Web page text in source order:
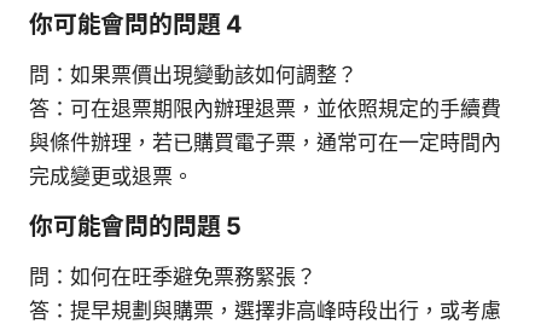
你可能會問的問題 4
問：如果票價出現變動該如何調整？
答：可在退票期限內辦理退票，並依照規定的手續費
與條件辦理，若已購買電子票，通常可在一定時間內
完成變更或退票。
你可能會問的問題 5
問：如何在旺季避免票務緊張？
答：提早規劃與購票，選擇非高峰時段出行，或考慮